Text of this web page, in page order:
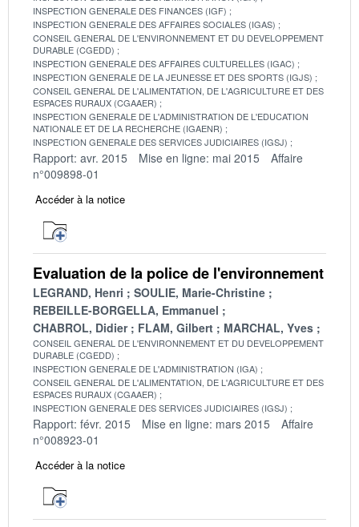
INSPECTION GENERALE DES FINANCES (IGF)
INSPECTION GENERALE DES AFFAIRES SOCIALES (IGAS)
CONSEIL GENERAL DE L'ENVIRONNEMENT ET DU DEVELOPPEMENT
DURABLE (CGEDD)
INSPECTION GENERALE DES AFFAIRES CULTURELLES (IGAC)
INSPECTION GENERALE DE LA JEUNESSE ET DES SPORTS (IGJS)
CONSEIL GENERAL DE L'ALIMENTATION, DE L'AGRICULTURE ET DES
ESPACES RURAUX (CGAAER)
INSPECTION GENERALE DE L'ADMINISTRATION DE L'EDUCATION
NATIONALE ET DE LA RECHERCHE (IGAENR)
INSPECTION GENERALE DES SERVICES JUDICIAIRES (IGSJ)
Rapport: avr. 2015 Mise en ligne: mai 2015
Affaire
n°009898-01
Accéder à la notice
Evaluation de la police de l'environnement
LEGRAND, Henri
SOULIE, Marie-Christine
REBEILLE-BORGELLA, Emmanuel
CHABROL, Didier
FLAM, Gilbert MARCHAL, Yves
CONSEIL GENERAL DE L'ENVIRONNEMENT ET DU DEVELOPPEMENT
DURABLE (CGEDD)
INSPECTION GENERALE DE L'ADMINISTRATION (IGA)
CONSEIL GENERAL DE L'ALIMENTATION, DE L'AGRICULTURE ET DES
ESPACES RURAUX (CGAAER)
INSPECTION GENERALE DES SERVICES JUDICIAIRES (IGSJ)
Rapport: févr. 2015 Mise en ligne: mars 2015
Affaire
n°008923-01
Accéder à la notice